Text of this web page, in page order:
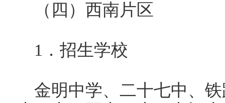
（四）西南片区
1．招生学校
金明中学、二十七中、铁